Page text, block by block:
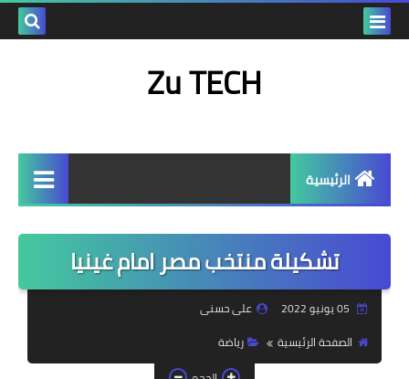
Zu TECH
الرئيسية
تطبيقات والعاب كمبيوتر
تشكيلة منتخب مصر امام غينيا
على حسنى
الصفحة الرئيسية
رياضة